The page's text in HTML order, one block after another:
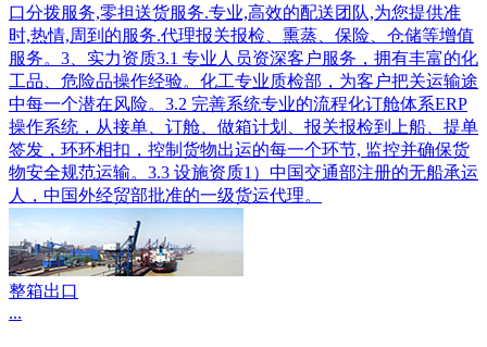
口分拨服务,零担送货服务.专业,高效的配送团队,为您提供准
时,热情,周到的服务.代理报关报检、熏蒸、保险、仓储等增值
服务。3、实力资质3.1 专业人员资深客户服务，拥有丰富的化
工品、危险品操作经验。化工专业质检部，为客户把关运输途
中每一个潜在风险。3.2 完善系统专业的流程化订舱体系ERP
操作系统，从接单、订舱、做箱计划、报关报检到上船、提单
签发，环环相扣，控制货物出运的每一个环节, 监控并确保货
物安全规范运输。3.3 设施资质1）中国交通部注册的无船承运
人，中国外经贸部批准的一级货运代理。
整箱出口
...